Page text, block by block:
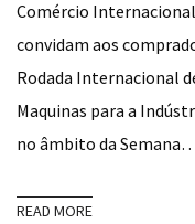
Comércio Internacional
convidam aos
Rodada Internacional
Maquinas para a
no âmbito da
READ MORE